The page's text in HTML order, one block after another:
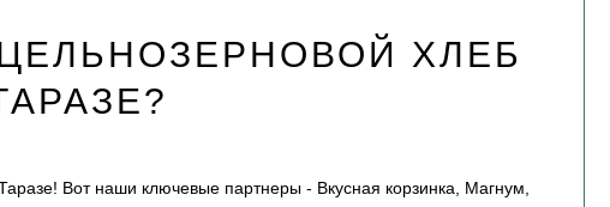
ХЛЕБ
Вот наши ключевые партнеры - Вкусная корзинка, Магнум,